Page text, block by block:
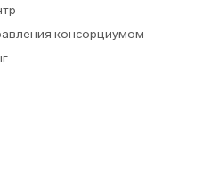
консорциумом